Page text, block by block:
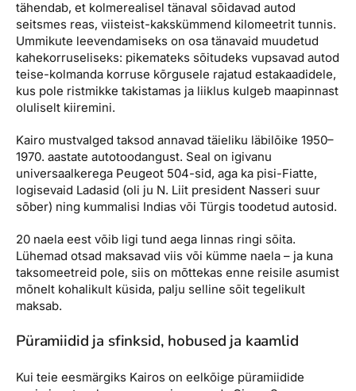
tähendab, et kolmerealisel tänaval sõidavad autod
seitsmes reas, viisteist-kakskümmend kilomeetrit tunnis.
Ummikute leevendamiseks on osa tänavaid muudetud
kahekorruseliseks: pikemateks sõitudeks vupsavad autod
teise-kolmanda korruse kõrgusele rajatud estakaadidele,
kus pole ristmikke takistamas ja liiklus kulgeb maapinnast
oluliselt kiiremini.
Kairo mustvalged taksod annavad täieliku läbilõike 1950–
1970. aastate autotoodangust. Seal on igivanu
universaalkerega Peugeot 504-sid, aga ka pisi-Fiatte,
logisevaid Ladasid (oli ju N. Liit president Nasseri suur
sõber) ning kummalisi Indias või Türgis toodetud autosid.
20 naela eest võib ligi tund aega linnas ringi sõita.
Lühemad otsad maksavad viis või kümme naela – ja kuna
taksomeetreid pole, siis on mõttekas enne reisile asumist
mõnelt kohalikult küsida, palju selline sõit tegelikult
maksab.
Püramiidid ja sfinksid, hobused ja kaamlid
Kui teie eesmärgiks Kairos on eelkõige püramiidide